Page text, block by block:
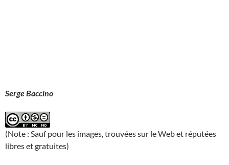
Serge Baccino
(Note : Sauf pour les images, trouvées sur le Web et réputées
libres et gratuites)